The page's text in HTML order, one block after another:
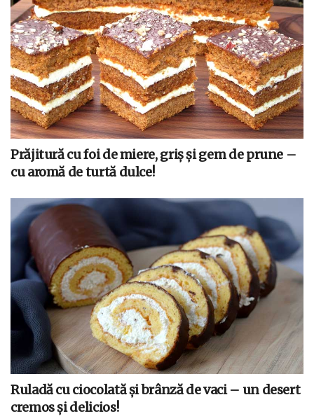
Prăjitură cu foi de miere, griș și gem de prune –
cu aromă de turtă dulce!
Ruladă cu ciocolată și brânză de vaci – un desert
cremos și delicios!